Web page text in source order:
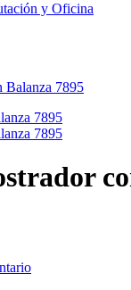
y Oficina
Balanza 7895